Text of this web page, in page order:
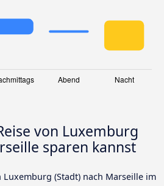
von Luxemburg
sparen kannst
Luxemburg (Stadt) nach Marseille im